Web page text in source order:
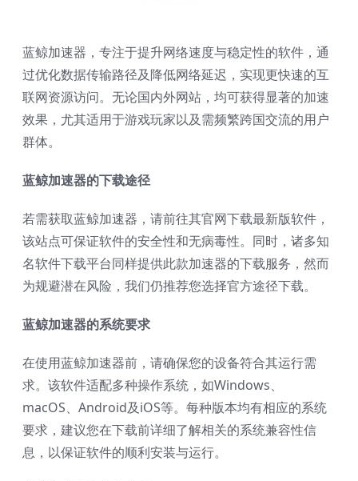
蓝鲸加速器，专注于提升网络速度与稳定性的软件，通
过优化数据传输路径及降低网络延迟，实现更快速的互
联网资源访问。无论国内外网站，均可获得显著的加速
效果，尤其适用于游戏玩家以及需频繁跨国交流的用户
群体。
蓝鲸加速器的下载途径
若需获取蓝鲸加速器，请前往其官网下载最新版软件，
该站点可保证软件的安全性和无病毒性。同时，诸多知
名软件下载平台同样提供此款加速器的下载服务，然而
为规避潜在风险，我们仍推荐您选择官方途径下载。
蓝鲸加速器的系统要求
在使用蓝鲸加速器前，请确保您的设备符合其运行需
求。该软件适配多种操作系统，如Windows、
macOS、Android及iOS等。每种版本均有相应的系统
要求，建议您在下载前详细了解相关的系统兼容性信
息，以保证软件的顺利安装与运行。